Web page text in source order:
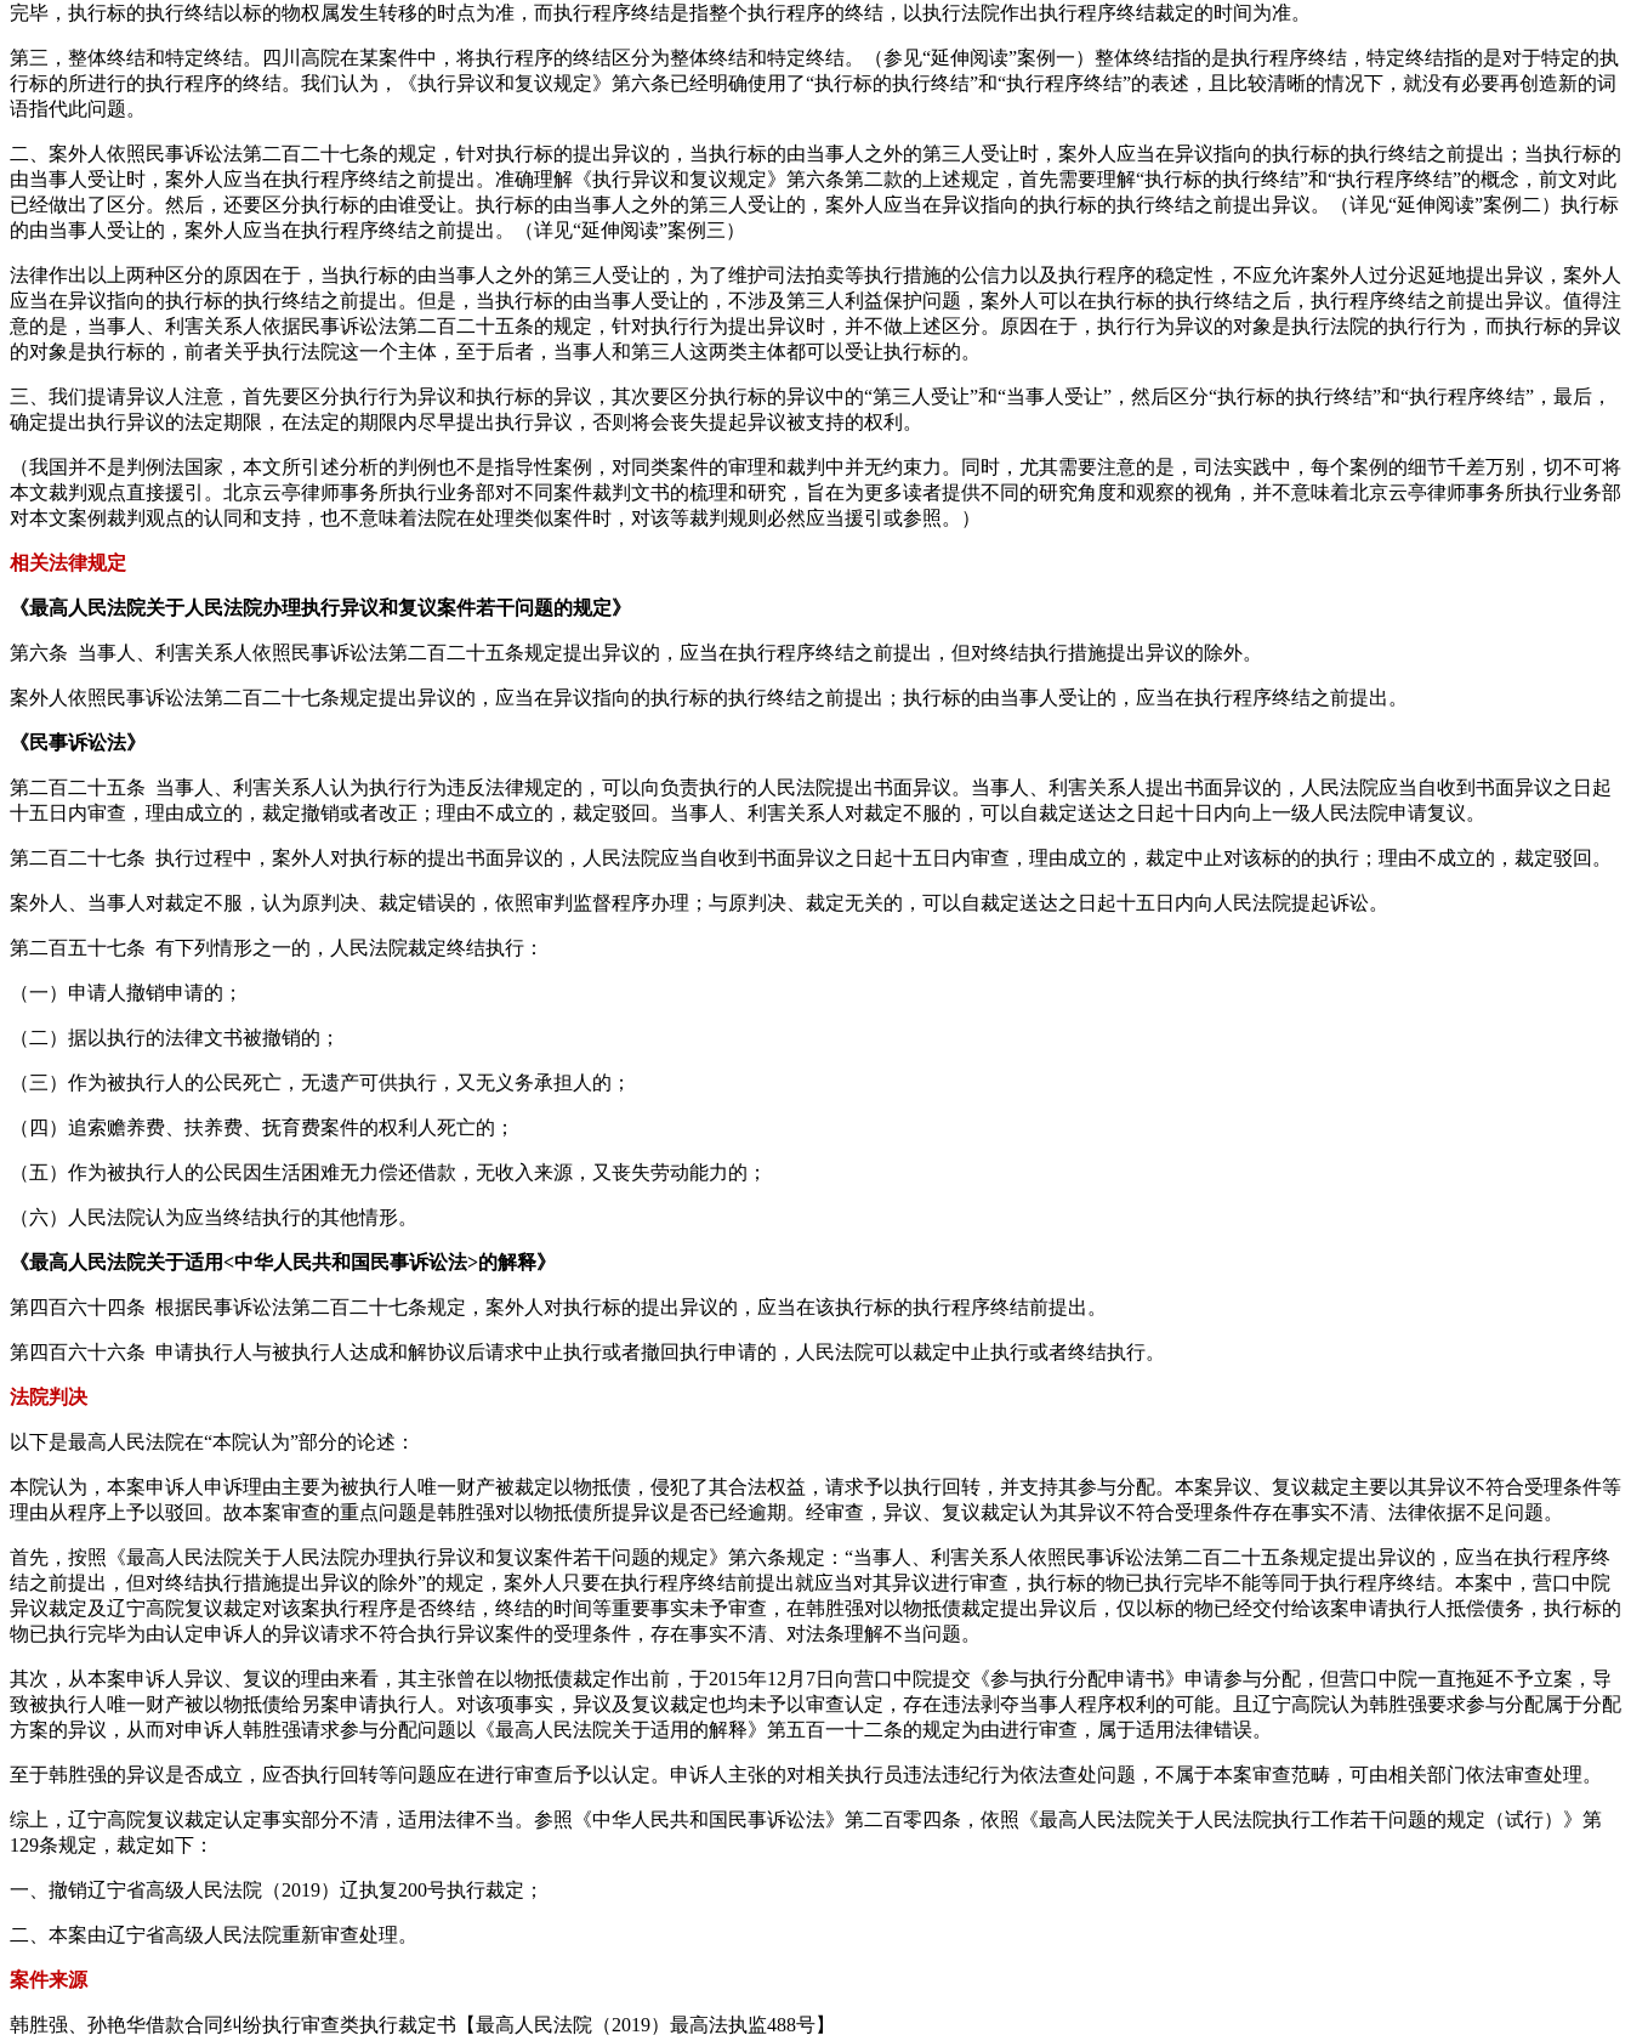
完毕，执行标的执行终结以标的物权属发生转移的时点为准，而执行程序终结是指整个执行程序的终结，以执行法院作出执行程序终结裁定的时间为准。
第三，整体终结和特定终结。四川高院在某案件中，将执行程序的终结区分为整体终结和特定终结。（参见“延伸阅读”案例一）整体终结指的是执行程序终结，特定终结指的是对于特定的执
行标的所进行的执行程序的终结。我们认为，《执行异议和复议规定》第六条已经明确使用了“执行标的执行终结”和“执行程序终结”的表述，且比较清晰的情况下，就没有必要再创造新的词
语指代此问题。
二、案外人依照民事诉讼法第二百二十七条的规定，针对执行标的提出异议的，当执行标的由当事人之外的第三人受让时，案外人应当在异议指向的执行标的执行终结之前提出；当执行标的
由当事人受让时，案外人应当在执行程序终结之前提出。准确理解《执行异议和复议规定》第六条第二款的上述规定，首先需要理解“执行标的执行终结”和“执行程序终结”的概念，前文对此
已经做出了区分。然后，还要区分执行标的由谁受让。执行标的由当事人之外的第三人受让的，案外人应当在异议指向的执行标的执行终结之前提出异议。（详见“延伸阅读”案例二）执行标
的由当事人受让的，案外人应当在执行程序终结之前提出。（详见“延伸阅读”案例三）
法律作出以上两种区分的原因在于，当执行标的由当事人之外的第三人受让的，为了维护司法拍卖等执行措施的公信力以及执行程序的稳定性，不应允许案外人过分迟延地提出异议，案外人
应当在异议指向的执行标的执行终结之前提出。但是，当执行标的由当事人受让的，不涉及第三人利益保护问题，案外人可以在执行标的执行终结之后，执行程序终结之前提出异议。值得注
意的是，当事人、利害关系人依据民事诉讼法第二百二十五条的规定，针对执行行为提出异议时，并不做上述区分。原因在于，执行行为异议的对象是执行法院的执行行为，而执行标的异议
的对象是执行标的，前者关乎执行法院这一个主体，至于后者，当事人和第三人这两类主体都可以受让执行标的。
三、我们提请异议人注意，首先要区分执行行为异议和执行标的异议，其次要区分执行标的异议中的“第三人受让”和“当事人受让”，然后区分“执行标的执行终结”和“执行程序终结”，最后，
确定提出执行异议的法定期限，在法定的期限内尽早提出执行异议，否则将会丧失提起异议被支持的权利。
（我国并不是判例法国家，本文所引述分析的判例也不是指导性案例，对同类案件的审理和裁判中并无约束力。同时，尤其需要注意的是，司法实践中，每个案例的细节千差万别，切不可将
本文裁判观点直接援引。北京云亭律师事务所执行业务部对不同案件裁判文书的梳理和研究，旨在为更多读者提供不同的研究角度和观察的视角，并不意味着北京云亭律师事务所执行业务部
对本文案例裁判观点的认同和支持，也不意味着法院在处理类似案件时，对该等裁判规则必然应当援引或参照。）
相关法律规定
《最高人民法院关于人民法院办理执行异议和复议案件若干问题的规定》
第六条 当事人、利害关系人依照民事诉讼法第二百二十五条规定提出异议的，应当在执行程序终结之前提出，但对终结执行措施提出异议的除外。
案外人依照民事诉讼法第二百二十七条规定提出异议的，应当在异议指向的执行标的执行终结之前提出；执行标的由当事人受让的，应当在执行程序终结之前提出。
《民事诉讼法》
第二百二十五条 当事人、利害关系人认为执行行为违反法律规定的，可以向负责执行的人民法院提出书面异议。当事人、利害关系人提出书面异议的，人民法院应当自收到书面异议之日起
十五日内审查，理由成立的，裁定撤销或者改正；理由不成立的，裁定驳回。当事人、利害关系人对裁定不服的，可以自裁定送达之日起十日内向上一级人民法院申请复议。
第二百二十七条 执行过程中，案外人对执行标的提出书面异议的，人民法院应当自收到书面异议之日起十五日内审查，理由成立的，裁定中止对该标的的执行；理由不成立的，裁定驳回。
案外人、当事人对裁定不服，认为原判决、裁定错误的，依照审判监督程序办理；与原判决、裁定无关的，可以自裁定送达之日起十五日内向人民法院提起诉讼。
第二百五十七条 有下列情形之一的，人民法院裁定终结执行：
（一）申请人撤销申请的；
（二）据以执行的法律文书被撤销的；
（三）作为被执行人的公民死亡，无遗产可供执行，又无义务承担人的；
（四）追索赡养费、扶养费、抚育费案件的权利人死亡的；
（五）作为被执行人的公民因生活困难无力偿还借款，无收入来源，又丧失劳动能力的；
（六）人民法院认为应当终结执行的其他情形。
《最高人民法院关于适用<中华人民共和国民事诉讼法>的解释》
第四百六十四条 根据民事诉讼法第二百二十七条规定，案外人对执行标的提出异议的，应当在该执行标的执行程序终结前提出。
第四百六十六条 申请执行人与被执行人达成和解协议后请求中止执行或者撤回执行申请的，人民法院可以裁定中止执行或者终结执行。
法院判决
以下是最高人民法院在“本院认为”部分的论述：
本院认为，本案申诉人申诉理由主要为被执行人唯一财产被裁定以物抵债，侵犯了其合法权益，请求予以执行回转，并支持其参与分配。本案异议、复议裁定主要以其异议不符合受理条件等
理由从程序上予以驳回。故本案审查的重点问题是韩胜强对以物抵债所提异议是否已经逾期。经审查，异议、复议裁定认为其异议不符合受理条件存在事实不清、法律依据不足问题。
首先，按照《最高人民法院关于人民法院办理执行异议和复议案件若干问题的规定》第六条规定：“当事人、利害关系人依照民事诉讼法第二百二十五条规定提出异议的，应当在执行程序终
结之前提出，但对终结执行措施提出异议的除外”的规定，案外人只要在执行程序终结前提出就应当对其异议进行审查，执行标的物已执行完毕不能等同于执行程序终结。本案中，营口中院
异议裁定及辽宁高院复议裁定对该案执行程序是否终结，终结的时间等重要事实未予审查，在韩胜强对以物抵债裁定提出异议后，仅以标的物已经交付给该案申请执行人抵偿债务，执行标的
物已执行完毕为由认定申诉人的异议请求不符合执行异议案件的受理条件，存在事实不清、对法条理解不当问题。
其次，从本案申诉人异议、复议的理由来看，其主张曾在以物抵债裁定作出前，于2015年12月7日向营口中院提交《参与执行分配申请书》申请参与分配，但营口中院一直拖延不予立案，导
致被执行人唯一财产被以物抵债给另案申请执行人。对该项事实，异议及复议裁定也均未予以审查认定，存在违法剥夺当事人程序权利的可能。且辽宁高院认为韩胜强要求参与分配属于分配
方案的异议，从而对申诉人韩胜强请求参与分配问题以《最高人民法院关于适用的解释》第五百一十二条的规定为由进行审查，属于适用法律错误。
至于韩胜强的异议是否成立，应否执行回转等问题应在进行审查后予以认定。申诉人主张的对相关执行员违法违纪行为依法查处问题，不属于本案审查范畴，可由相关部门依法审查处理。
综上，辽宁高院复议裁定认定事实部分不清，适用法律不当。参照《中华人民共和国民事诉讼法》第二百零四条，依照《最高人民法院关于人民法院执行工作若干问题的规定（试行）》第
129条规定，裁定如下：
一、撤销辽宁省高级人民法院（2019）辽执复200号执行裁定；
二、本案由辽宁省高级人民法院重新审查处理。
案件来源
韩胜强、孙艳华借款合同纠纷执行审查类执行裁定书【最高人民法院（2019）最高法执监488号】